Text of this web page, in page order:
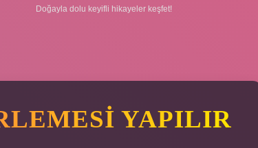
Doğayla dolu keyifli hikayeler keşfet!
YAPILIR